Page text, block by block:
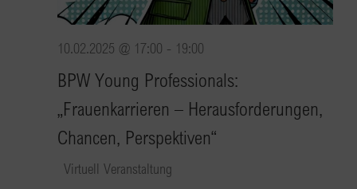
10.02.2025 @ 17:00 - 19:00
BPW Young Professionals:
„Frauenkarrieren – Herausforderungen,
Chancen, Perspektiven“
Virtuell Veranstaltung